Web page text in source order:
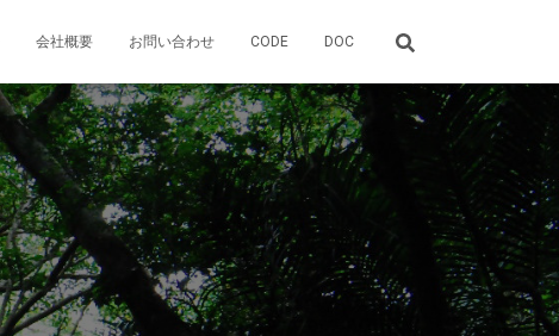
会社概要 お問い合わせ CODE DOC